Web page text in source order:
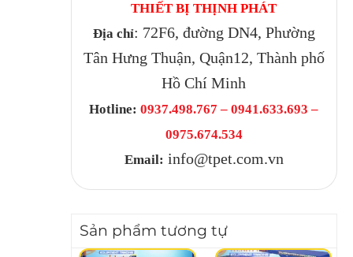
THIẾT BỊ THỊNH PHÁT
Địa chỉ: 72F6, đường DN4, Phường
Tân Hưng Thuận, Quận12, Thành phố
Hồ Chí Minh
Hotline: 0937.498.767 – 0941.633.693 –
0975.674.534
Email: info@tpet.com.vn
Sản phẩm tương tự